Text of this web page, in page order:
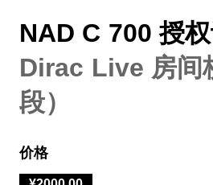
NAD C 700 授
Dirac Live 房间
段）
价格